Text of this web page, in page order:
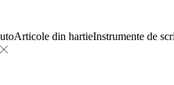
Articole din hartieInstrumente de